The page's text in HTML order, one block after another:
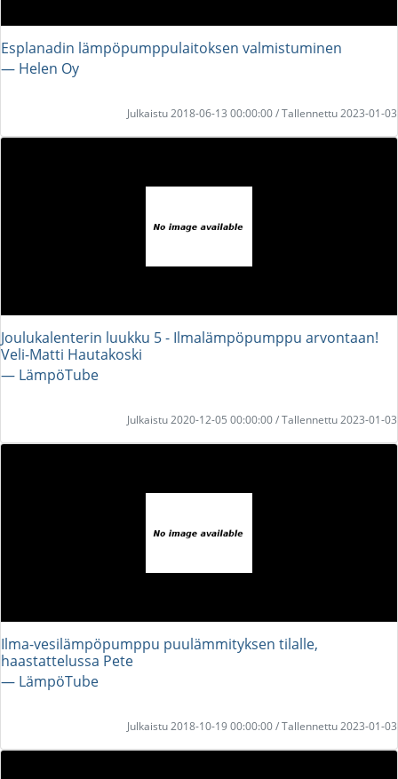
Esplanadin lämpöpumppulaitoksen valmistuminen
― Helen Oy
Julkaistu 2018-06-13 00:00:00 / Tallennettu 2023-01-03
Joulukalenterin luukku 5 - Ilmalämpöpumppu arvontaan!
Veli-Matti Hautakoski
― LämpöTube
Julkaistu 2020-12-05 00:00:00 / Tallennettu 2023-01-03
Ilma-vesilämpöpumppu puulämmityksen tilalle,
haastattelussa Pete
― LämpöTube
Julkaistu 2018-10-19 00:00:00 / Tallennettu 2023-01-03